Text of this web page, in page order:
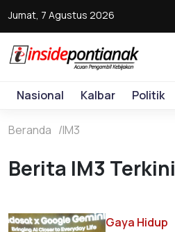
Jumat, 7 Agustus 2026
Nasional Kalbar Politik
Beranda IM3
Berita IM3 Terkini
Gaya Hidup